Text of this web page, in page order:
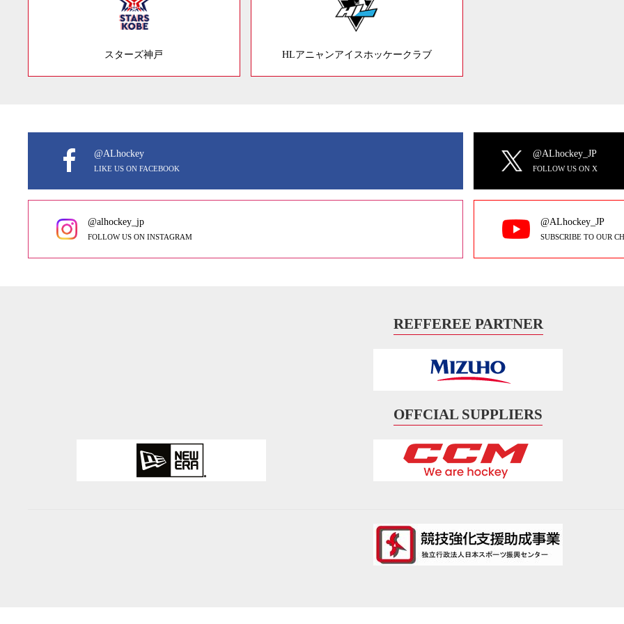
スターズ神戸 HLアニャンアイスホッケークラブ
@ALhockey
LIKE US ON FACEBOOK
@ALhockey_JP
FOLLOW US ON X
@alhockey_jp
FOLLOW US ON INSTAGRAM
@ALhockey_JP
SUBSCRIBE TO OUR
REFFEREE PARTNER
OFFCIAL SUPPLIERS